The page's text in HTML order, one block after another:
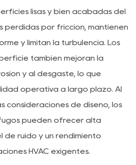
lisas y bien acabadas del
pérdidas por fricción, mantienen
y limitan la turbulencia. Los
también mejoran la
y al desgaste, lo que
operativa a largo plazo. Al
consideraciones de diseño, los
pueden ofrecer alta
de ruido y un rendimiento
HVAC exigentes.